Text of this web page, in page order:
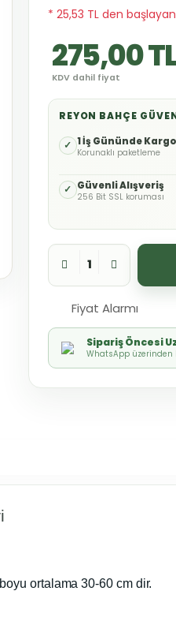
* 25,53 TL den
275,00
KDV dahil fiyat
REYON BAHÇE
✓ 1 İş Gününde Kargo
Korunaklı paketleme
✓ Güvenli Alışveriş
256 Bit SSL koruması
Fiyat Alarmı
Sipariş Öncesi
WhatsApp üzerinden
ortalama 30-60 cm dir.